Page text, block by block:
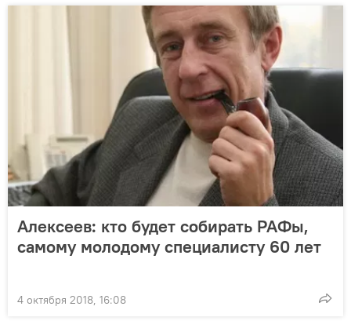
Алексеев: кто будет собирать РАФы,
самому молодому специалисту 60 лет
4 октября 2018, 16:08